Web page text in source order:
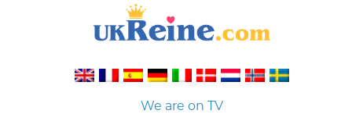
We are on TV